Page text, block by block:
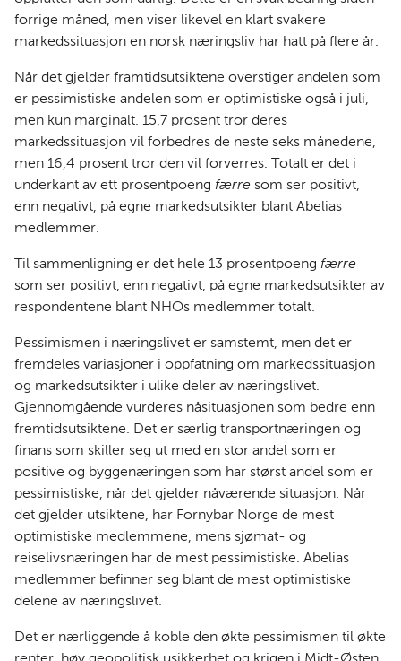
forrige måned, men viser likevel en klart svakere
markedssituasjon en norsk næringsliv har hatt på flere år.
Når det gjelder framtidsutsiktene overstiger andelen som
er pessimistiske andelen som er optimistiske også i juli,
men kun marginalt. 15,7 prosent tror deres
markedssituasjon vil forbedres de neste seks månedene,
men 16,4 prosent tror den vil forverres. Totalt er det i
underkant av ett prosentpoeng færre som ser positivt,
enn negativt, på egne markedsutsikter blant Abelias
medlemmer.
Til sammenligning er det hele 13 prosentpoeng færre
som ser positivt, enn negativt, på egne markedsutsikter av
respondentene blant NHOs medlemmer totalt.
Pessimismen i næringslivet er samstemt, men det er
fremdeles variasjoner i oppfatning om markedssituasjon
og markedsutsikter i ulike deler av næringslivet.
Gjennomgående vurderes nåsituasjonen som bedre enn
fremtidsutsiktene. Det er særlig transportnæringen og
finans som skiller seg ut med en stor andel som er
positive og byggenæringen som har størst andel som er
pessimistiske, når det gjelder nåværende situasjon. Når
det gjelder utsiktene, har Fornybar Norge de mest
optimistiske medlemmene, mens sjømat- og
reiselivsnæringen har de mest pessimistiske. Abelias
medlemmer befinner seg blant de mest optimistiske
delene av næringslivet.
Det er nærliggende å koble den økte pessimismen til økte